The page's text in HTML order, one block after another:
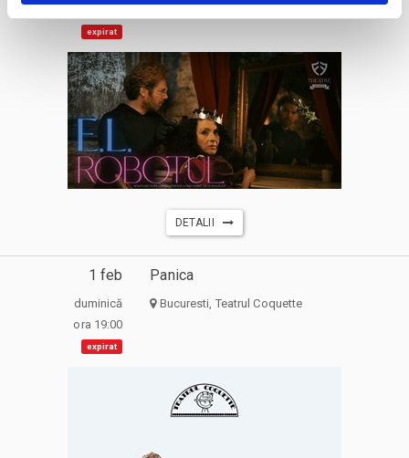
expirat
DETALII
1 feb
duminică
ora 19:00
expirat
Panica
Bucuresti, Teatrul Coquette